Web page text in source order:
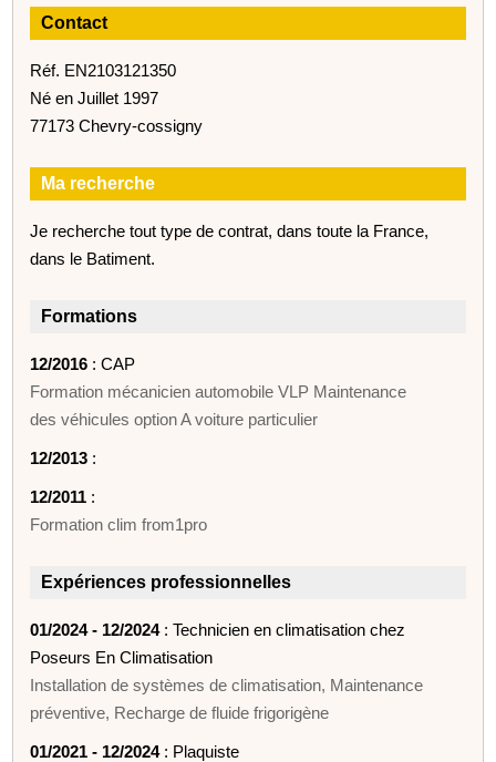
Contact
Réf. EN2103121350
Né en Juillet 1997
77173 Chevry-cossigny
Ma recherche
Je recherche tout type de contrat, dans toute la France,
dans le Batiment.
Formations
12/2016 : CAP
Formation mécanicien automobile VLP Maintenance
des véhicules option A voiture particulier
12/2013 :
12/2011 :
Formation clim from1pro
Expériences professionnelles
01/2024 - 12/2024: Technicien en climatisation chez
Poseurs En Climatisation
Installation de systèmes de climatisation, Maintenance
préventive, Recharge de fluide frigorigène
01/2021 - 12/2024: Plaquiste